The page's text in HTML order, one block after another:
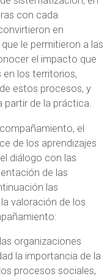
con cada
en
le permitieron a las
el impacto que
en los territorios,
estos procesos, y
partir de la práctica.
el
de los aprendizajes
diálogo con las
de las
las
valoración de los
organizaciones
la importancia de la
procesos sociales,